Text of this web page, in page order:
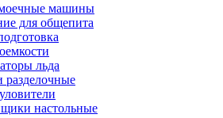
машины
для общепита
льда
разделочные
настольные